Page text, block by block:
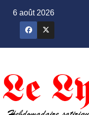
6 août 2026